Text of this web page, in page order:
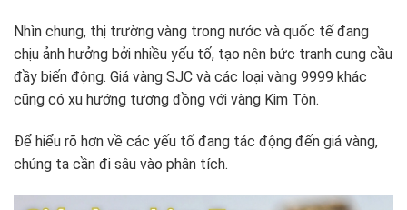
Nhìn chung, thị trường vàng trong nước và quốc tế đang
chịu ảnh hưởng bởi nhiều yếu tố, tạo nên bức tranh cung cầu
đầy biến động. Giá vàng SJC và các loại vàng 9999 khác
cũng có xu hướng tương đồng với vàng Kim Tôn.
Để hiểu rõ hơn về các yếu tố đang tác động đến giá vàng,
chúng ta cần đi sâu vào phân tích.